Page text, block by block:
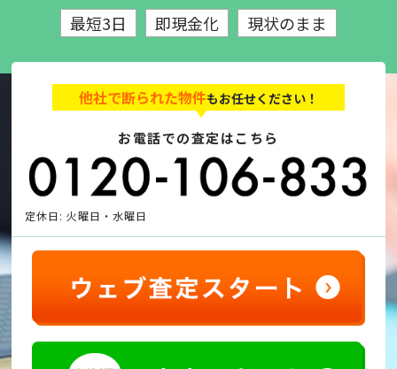
最短3日 即現金化 現状のまま
他社で断られた物件もお任せください！
お電話での査定はこちら
定休日: 火曜日・水曜日